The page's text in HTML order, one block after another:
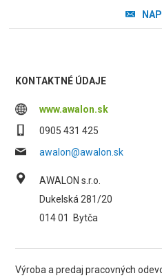
KONTAKTNÉ ÚDAJE
www.awalon.sk
0905 431 425
awalon@awalon.sk
AWALON s.r.o.
Dukelská 281/20
014 01
Bytča
Výroba a predaj pracovných